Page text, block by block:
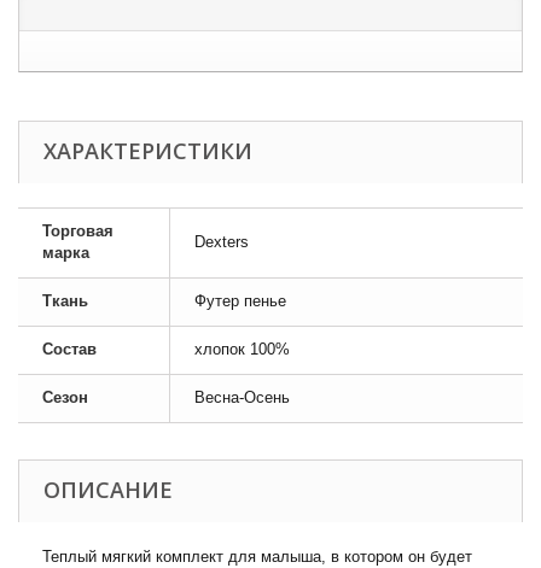
ХАРАКТЕРИСТИКИ
Торговая
марка
Dexters
Ткань Футер пенье
Состав хлопок 100%
Сезон Весна-Осень
ОПИСАНИЕ
Теплый мягкий комплект для малыша, в котором он будет